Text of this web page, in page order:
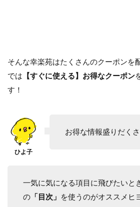
そんな幸楽苑はたくさんのクーポンを
では 【すぐに使える】お得なクーポン
す！
お得な情報盛りだく
一気に気になる項目に飛びたいと
の 「目次」 を使うのがオススメヒ